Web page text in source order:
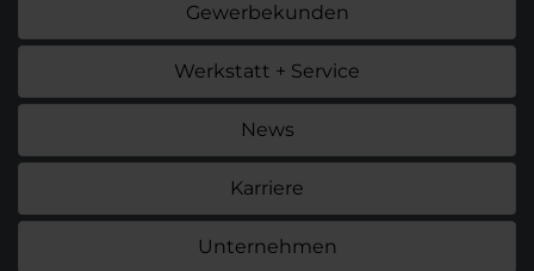
Gewerbekunden
Werkstatt + Service
News
Karriere
Unternehmen